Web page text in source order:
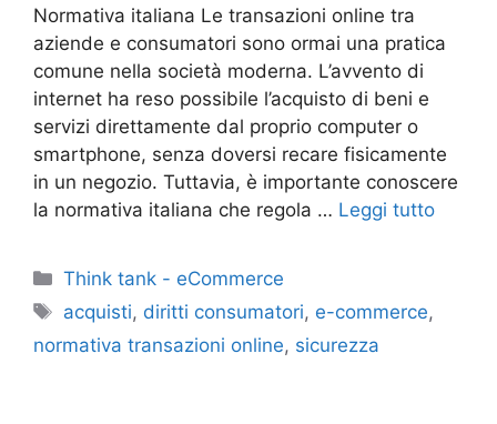
Normativa italiana Le transazioni online tra
aziende e consumatori sono ormai una pratica
comune nella società moderna. L’avvento di
internet ha reso possibile l’acquisto di beni e
servizi direttamente dal proprio computer o
smartphone, senza doversi recare fisicamente
in un negozio. Tuttavia, è importante conoscere
la normativa italiana che regola … Leggi tutto
Categorie
Think tank - eCommerce
Tag
acquisti, diritti consumatori, e-commerce,
normativa transazioni online, sicurezza